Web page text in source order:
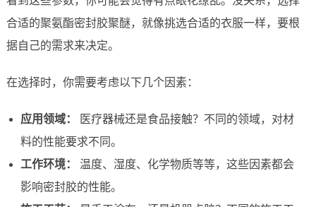
合适的聚氨酯密封胶聚醚，就像挑选合适的衣服一样，要根
据自己的需求来决定。
在选择时，你需要考虑以下几个因素：
应用领域：
医疗器械还是食品接触？不同的领域，对材
料的性能要求不同。
工作环境：
温度、湿度、化学物质等等，这些因素都会
影响密封胶的性能。